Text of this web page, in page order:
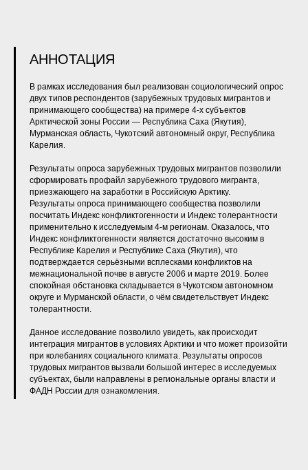
АННОТАЦИЯ
В рамках исследования был реализован социологический опрос
двух типов респондентов (зарубежных трудовых мигрантов и
принимающего сообщества) на примере 4-х субъектов
Арктической зоны России — Республика Саха (Якутия),
Мурманская область, Чукотский автономный округ, Республика
Карелия.
Результаты опроса зарубежных трудовых мигрантов позволили
сформировать профайл зарубежного трудового мигранта,
приезжающего на заработки в Российскую Арктику.
Результаты опроса принимающего сообщества позволили
посчитать Индекс конфликтогенности и Индекс толерантности
применительно к исследуемым 4-м регионам. Оказалось, что
Индекс конфликтогенности является достаточно высоким в
Республике Карелия и Республике Саха (Якутия), что
подтверждается серьёзными всплесками конфликтов на
межнациональной почве в августе 2006 и марте 2019. Более
спокойная обстановка складывается в Чукотском автономном
округе и Мурманской области, о чём свидетельствует Индекс
толерантности.
Данное исследование позволило увидеть, как происходит
интеграция мигрантов в условиях Арктики и что может произойти
при колебаниях социального климата. Результаты опросов
трудовых мигрантов вызвали большой интерес в исследуемых
субъектах, были направлены в региональные органы власти и
ФАДН России для ознакомления.